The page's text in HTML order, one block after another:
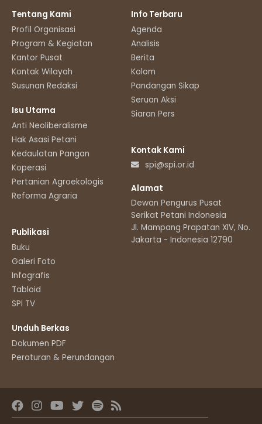
Tentang Kami
Profil Organisasi
Program & Kegiatan
Kantor Pusat
Kontak Wilayah
Susunan Redaksi
Isu Utama
Anti Neoliberalisme
Hak Asasi Petani
Kedaulatan Pangan
Koperasi
Pertanian Agroekologis
Reforma Agraria
Publikasi
Buku
Galeri Foto
Infografis
Tabloid
SPI TV
Unduh Berkas
Dokumen PDF
Peraturan & Perundangan
Info Terbaru
Agenda
Analisis
Berita
Kolom
Pandangan Sikap
Seruan Aksi
Siaran Pers
Kontak Kami
spi@spi.or.id
Alamat
Dewan Pengurus Pusat
Serikat Petani Indonesia
Jl. Mampang Prapatan XIV, No.11
Jakarta - Indonesia 12790